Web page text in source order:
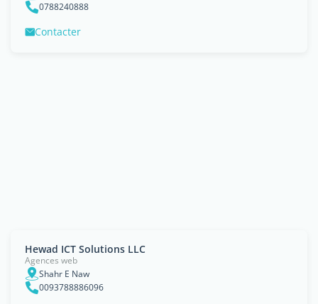
0788240888
Contacter
Hewad ICT Solutions LLC
Agences web
Shahr E Naw
0093788886096